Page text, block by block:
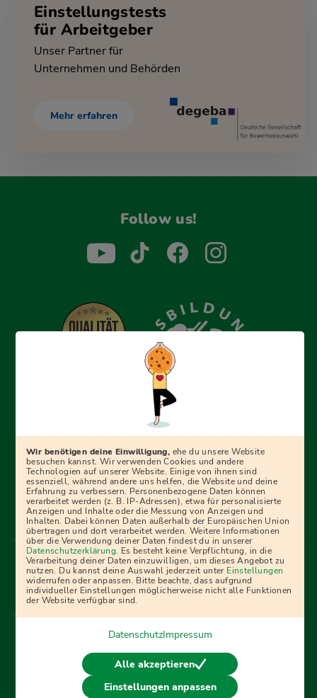
Einstellungstests
für Arbeitgeber
Unser Partner für
Unternehmen und Behörden
Mehr erfahren
Follow us!
Erfolgreich bewerben mit Ausbildungspark: Wir
begleiten dich Schritt für Schritt bei deinem Start in den
Ratgebern und Prüfungspaketen, interaktiven
Videokursen und vielem mehr. Für alle, die was werden
wollen!
Menü Fußleiste
Impressum Bildquellen Presse
Mediadaten
Partner
AGB Datenschutz
Widerrufsbelehrung
Bestellung
Affiliate Partner Cookies
Vertrag widerrufen
© 2026 Ausbildungspark Verlag. Alle Rechte vorbehalten.
Wir benötigen deine Einwilligung, ehe du unsere Website
besuchen kannst. Wir verwenden Cookies und andere
Technologien auf unserer Website. Einige von ihnen sind
essenziell, während andere uns helfen, die Website und deine
Erfahrung zu verbessern. Personenbezogene Daten können
verarbeitet werden (z. B. IP-Adressen), etwa für personalisierte
Anzeigen und Inhalte oder die Messung von Anzeigen und
Inhalten. Dabei können Daten außerhalb der Europäischen Union
übertragen und dort verarbeitet werden. Weitere Informationen
über die Verwendung deiner Daten findest du in unserer
Datenschutzerklärung. Es besteht keine Verpflichtung, in die
Verarbeitung deiner Daten einzuwilligen, um dieses Angebot zu
nutzen. Du kannst deine Auswahl jederzeit unter Einstellungen
widerrufen oder anpassen. Bitte beachte, dass aufgrund
individueller Einstellungen möglicherweise nicht alle Funktionen
der Website verfügbar sind.
DatenschutzImpressum
Alle akzeptieren
Einstellungen anpassen